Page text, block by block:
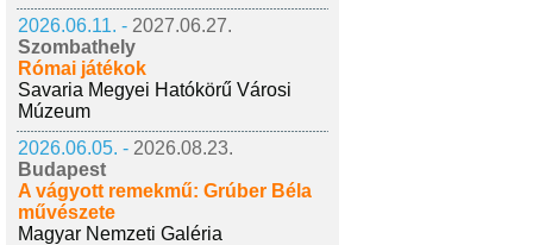
2026.06.11. - 2027.06.27.
Szombathely
Római játékok
Savaria Megyei Hatókörű Városi
Múzeum
2026.06.05. - 2026.08.23.
Budapest
A vágyott remekmű: Grúber Béla
művészete
Magyar Nemzeti Galéria